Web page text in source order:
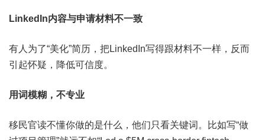
LinkedIn内容与申请材料不一致
有人为了“美化”简历，把LinkedIn写得跟材料不一样，反而
引起怀疑，降低可信度。
用词模糊，不专业
移民官读不懂你做的是什么，他们只看关键词。比如写“做